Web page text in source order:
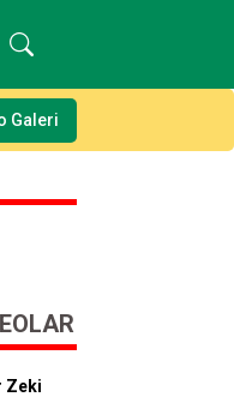
Galeri
Zeki